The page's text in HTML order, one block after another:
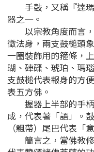
手鼓，又稱『達瑪
器之一。
以宗教角度而言，
徵法身，兩支鼓槌頭
一圈裝飾用的箍條，
瑚、硨磲、琥珀、瑪
支鼓槌代表報身的方
表五方佛。
握器上半部的手柄
成，代表著「語」。
（飄帶）尾巴代表「
簡言之，當佛教修